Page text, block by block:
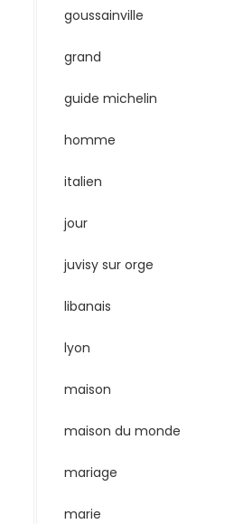
goussainville
grand
guide michelin
homme
italien
jour
juvisy sur orge
libanais
lyon
maison
maison du monde
mariage
marie